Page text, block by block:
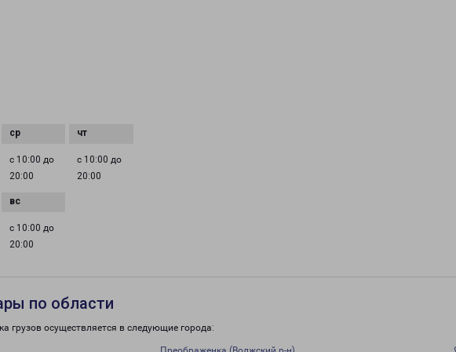
с 10:00 до
20:00
с 10:00 до
20:00
с 10:00 до
20:00
по области
грузов осуществляется в следующие города: